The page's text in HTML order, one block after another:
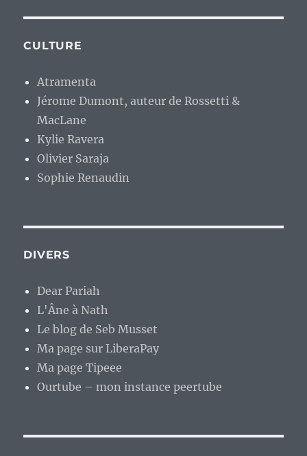
CULTURE
Atramenta
Jérome Dumont, auteur de Rossetti &
MacLane
Kylie Ravera
Olivier Saraja
Sophie Renaudin
DIVERS
Dear Pariah
L'Âne à Nath
Le blog de Seb Musset
Ma page sur LiberaPay
Ma page Tipeee
Ourtube – mon instance peertube